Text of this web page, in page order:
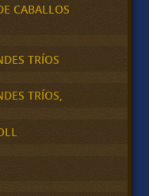
CABALLOS
TRÍOS
TRÍOS,